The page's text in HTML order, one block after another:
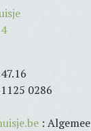
0286
: